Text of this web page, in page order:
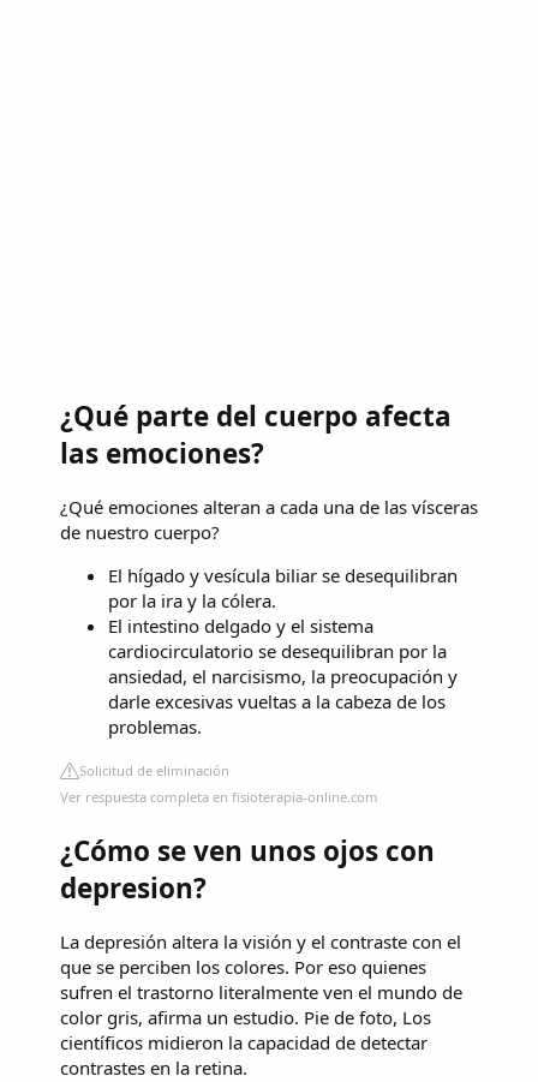
¿Qué parte del cuerpo afecta
las emociones?
¿Qué emociones alteran a cada una de las vísceras
de nuestro cuerpo?
El hígado y vesícula biliar se desequilibran
por la ira y la cólera.
El intestino delgado y el sistema
cardiocirculatorio se desequilibran por la
ansiedad, el narcisismo, la preocupación y
darle excesivas vueltas a la cabeza de los
problemas.
Solicitud de eliminación
Ver respuesta completa en fisioterapia-online.com
¿Cómo se ven unos ojos con
depresion?
La depresión altera la visión y el contraste con el
que se perciben los colores. Por eso quienes
sufren el trastorno literalmente ven el mundo de
color gris, afirma un estudio. Pie de foto, Los
científicos midieron la capacidad de detectar
contrastes en la retina.